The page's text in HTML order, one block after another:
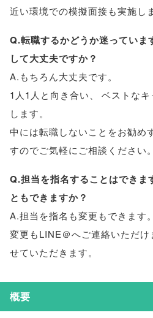
近い環境での模擬面接も実施し
Q.転職するかどうか迷っていま
して大丈夫ですか？
A.もちろん⼤丈夫です。
1⼈1⼈と向き合い
ベストな
します。
中には転職しないことをお勧め
すのでご気軽にご相談ください。
Q.担当を指名することはできま
ともできますか？
A.担当を指名も変更もできます。
変更もLINE＠へご連絡いただけ
せていただきます。
概要